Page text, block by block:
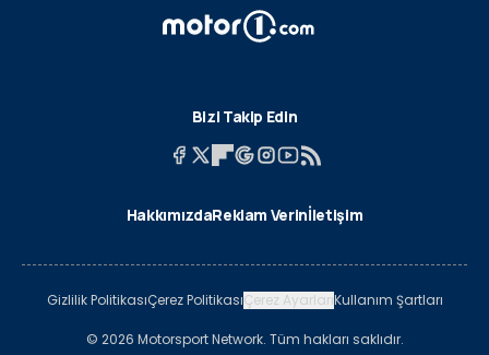
Bizi Takip Edin
HakkımızdaReklam Verinİletişim
Gizlilik PolitikasıÇerez PolitikasıÇerez AyarlarıKullanım Şartları
© 2026 Motorsport Network. Tüm hakları saklıdır.